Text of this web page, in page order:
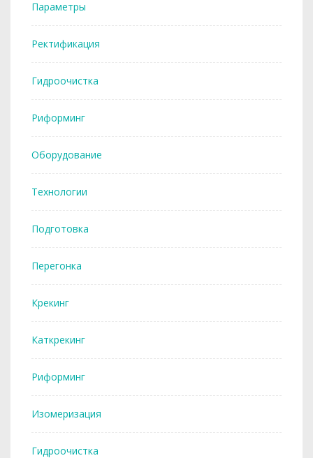
Параметры
Ректификация
Гидроочистка
Риформинг
Оборудование
Технологии
Подготовка
Перегонка
Крекинг
Каткрекинг
Риформинг
Изомеризация
Гидроочистка